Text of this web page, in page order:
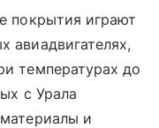
покрытия играют
авиадвигателях,
температурах до
с Урала
и